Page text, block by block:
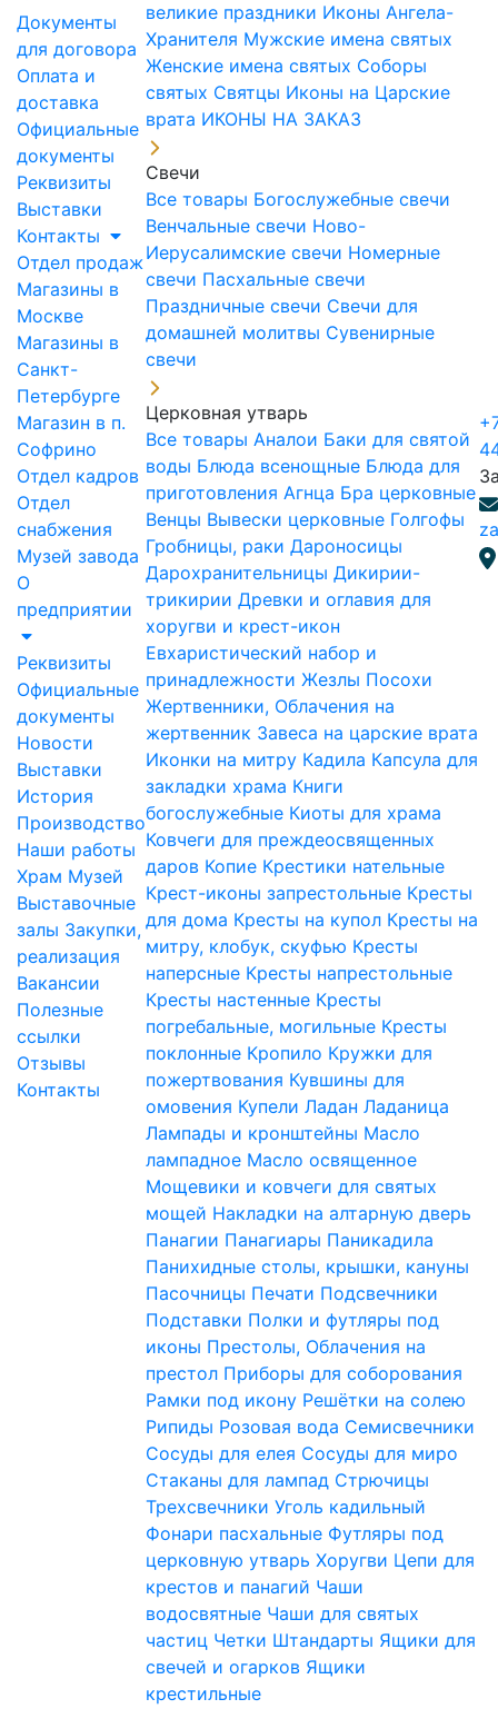
Документы
для договора
Оплата и
доставка
Официальные
документы
Реквизиты
Выставки
Контакты
Отдел продаж
Магазины в
Москве
Магазины в
Санкт-
Петербурге
Магазин в п.
Софрино
Отдел кадров
Отдел
снабжения
Музей завода
О
предприятии
Реквизиты
Официальные
документы
Новости
Выставки
История
Производство
Наши работы
Храм Музей
Выставочные
залы Закупки,
реализация
Вакансии
Полезные
ссылки
Отзывы
Контакты
великие праздники Иконы Ангела-
Хранителя Мужские имена святых
Женские имена святых Соборы
святых Святцы Иконы на Царские
врата ИКОНЫ НА ЗАКАЗ
Свечи
Все товары Богослужебные свечи
Венчальные свечи Ново-
Иерусалимские свечи Номерные
свечи Пасхальные свечи
Праздничные свечи Свечи для
домашней молитвы Сувенирные
свечи
Церковная утварь
Все товары Аналои Баки для святой
воды Блюда всенощные Блюда для
приготовления Агнца Бра церковные
Венцы Вывески церковные Голгофы
Гробницы, раки Дароносицы
Дарохранительницы Дикирии-
трикирии Древки и оглавия для
хоругви и крест-икон
Евхаристический набор и
принадлежности Жезлы Посохи
Жертвенники, Облачения на
жертвенник Завеса на царские врата
Иконки на митру Кадила Капсула для
закладки храма Книги
богослужебные Киоты для храма
Ковчеги для преждеосвященных
даров Копие Крестики нательные
Крест-иконы запрестольные Кресты
для дома Кресты на купол Кресты на
митру, клобук, скуфью Кресты
наперсные Кресты напрестольные
Кресты настенные Кресты
погребальные, могильные Кресты
поклонные Кропило Кружки для
пожертвования Кувшины для
омовения Купели Ладан Ладаница
Лампады и кронштейны Масло
лампадное Масло освященное
Мощевики и ковчеги для святых
мощей Накладки на алтарную дверь
Панагии Панагиары Паникадила
Панихидные столы, крышки, кануны
Пасочницы Печати Подсвечники
Подставки Полки и футляры под
иконы Престолы, Облачения на
престол Приборы для соборования
Рамки под икону Решётки на солею
Рипиды Розовая вода Семисвечники
Сосуды для елея Сосуды для миро
Стаканы для лампад Стрючицы
Трехсвечники Уголь кадильный
Фонари пасхальные Футляры под
церковную утварь Хоругви Цепи для
крестов и панагий Чаши
водосвятные Чаши для святых
частиц Четки Штандарты Ящики для
свечей и огарков Ящики
крестильные